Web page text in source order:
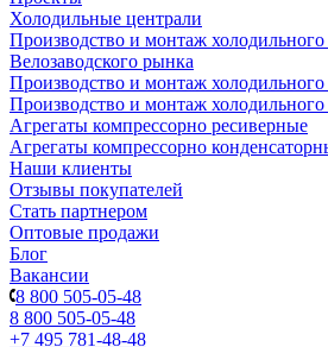
Холодильные централи
Производство и монтаж холодильного
Велозаводского рынка
Производство и монтаж
Производство и монтаж
Агрегаты компрессорно ресиверные
Агрегаты компрессорно
Наши клиенты
Отзывы покупателей
Стать партнером
Оптовые продажи
Блог
Вакансии
8 800 505-05-48
8 800 505-05-48
+7 495 781-48-48